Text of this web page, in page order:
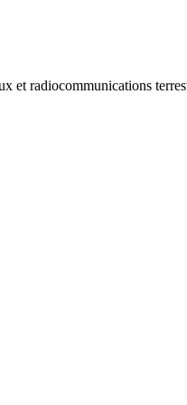
et radiocommunications